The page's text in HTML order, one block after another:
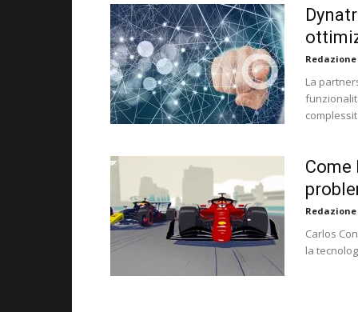
La
Come
Carlos
la